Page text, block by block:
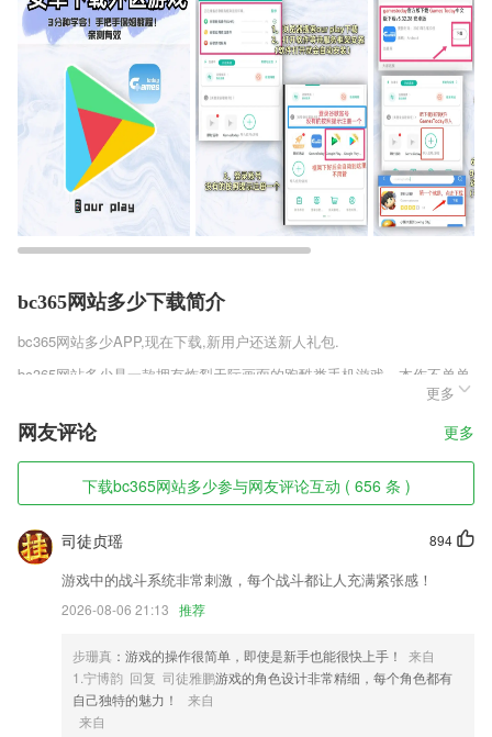
bc365网站多少下载简介
bc365网站多少APP,现在下载,新用户还送新人礼包.
bc365网站多少是一款拥有炸裂天际画面的跑酷类手机游戏，本作不单单
在画面上拥有无与伦比的变现，其玩法上也会推陈出新，让跑酷不在一层
不变。精灵奥里和猫头鹰库是游戏的主角，他们的冒险也将成为你的挑
战，没有选择难度的设定，你将在这里体验真实的生存考验。
bc365网站多少软件特色
1,快捷查词:支持语音查词、手写查词、通知栏快捷查词等多种查词方
式。
2,云教室提供了丰富有趣的课堂互动功能，
3,精心筛选教育领域的*新,解读政策及市场趋势,你想知道的教育信息都在
4,员工管理:多角色设定,一键操作即可开始卖车
5,购票缴费出行一应俱全，查看便捷生活信息，开启你的指尖新生活。
6,以后刷题学习也会变得更加轻松，有需要别错过啦。
更多
网友评论 更多
下载bc365网站多少参与网友评论互动 ( 656 条 )
894
司徒贞瑶
游戏中的战斗系统非常刺激，每个战斗都让人充满紧张感！
2026-08-06 21:13 推荐
步珊真 ：游戏的操作很简单，即使是新手也能很快上手！
来自
1.宁博韵 回复 司徒雅鹏游戏的角色设计非常精细，每个角色都有
自己独特的魅力！
来自
来自